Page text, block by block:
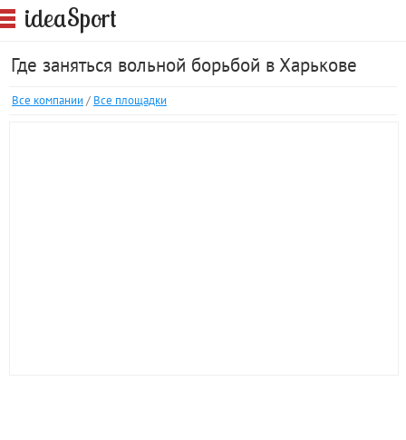
ideaSport
Где заняться вольной борьбой в Харькове
Все компании / Все площадки